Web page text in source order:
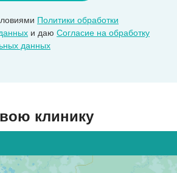
Политики обработки
и даю Согласие на обработку
данных
клинику